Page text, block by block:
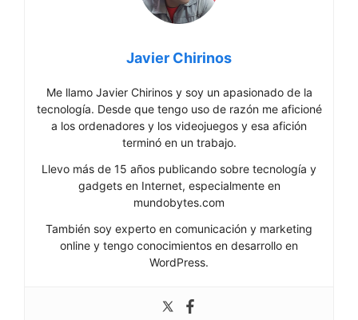
Javier Chirinos
Me llamo Javier Chirinos y soy un apasionado de la
tecnología. Desde que tengo uso de razón me aficioné
a los ordenadores y los videojuegos y esa afición
terminó en un trabajo.
Llevo más de 15 años publicando sobre tecnología y
gadgets en Internet, especialmente en
mundobytes.com
También soy experto en comunicación y marketing
online y tengo conocimientos en desarrollo en
WordPress.